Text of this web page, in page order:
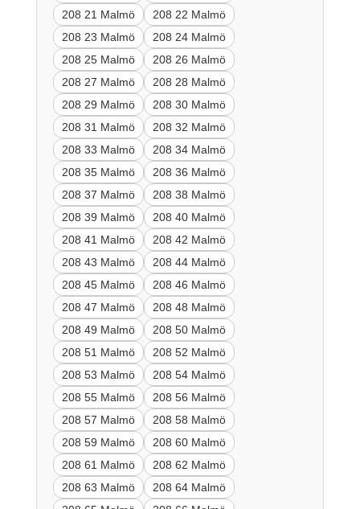
208 21 Malmö
208 22 Malmö
208 23 Malmö
208 24 Malmö
208 25 Malmö
208 26 Malmö
208 27 Malmö
208 28 Malmö
208 29 Malmö
208 30 Malmö
208 31 Malmö
208 32 Malmö
208 33 Malmö
208 34 Malmö
208 35 Malmö
208 36 Malmö
208 37 Malmö
208 38 Malmö
208 39 Malmö
208 40 Malmö
208 41 Malmö
208 42 Malmö
208 43 Malmö
208 44 Malmö
208 45 Malmö
208 46 Malmö
208 47 Malmö
208 48 Malmö
208 49 Malmö
208 50 Malmö
208 51 Malmö
208 52 Malmö
208 53 Malmö
208 54 Malmö
208 55 Malmö
208 56 Malmö
208 57 Malmö
208 58 Malmö
208 59 Malmö
208 60 Malmö
208 61 Malmö
208 62 Malmö
208 63 Malmö
208 64 Malmö